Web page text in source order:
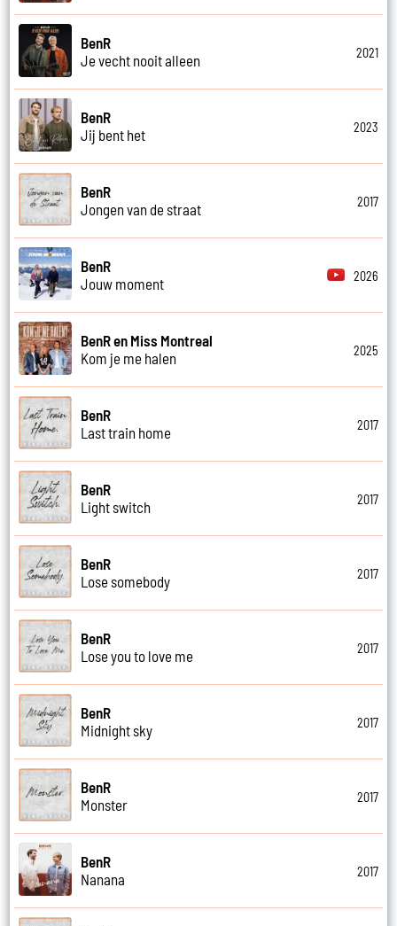
BenR
Je vecht nooit alleen
2021
BenR
Jij bent het
2023
BenR
Jongen van de straat
2017
BenR
Jouw moment
2026
BenR en Miss Montreal
Kom je me halen
2025
BenR
Last train home
2017
BenR
Light switch
2017
BenR
Lose somebody
2017
BenR
Lose you to love me
2017
BenR
Midnight sky
2017
BenR
Monster
2017
BenR
Nanana
2017